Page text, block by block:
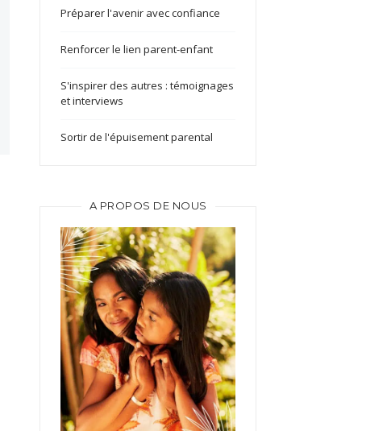
Préparer l'avenir avec confiance
Renforcer le lien parent-enfant
S'inspirer des autres : témoignages
et interviews
Sortir de l'épuisement parental
A PROPOS DE NOUS